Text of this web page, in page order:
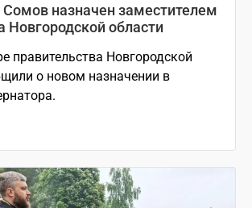
Сомов назначен заместителем
Новгородской области
правительства Новгородской
о новом назначении в